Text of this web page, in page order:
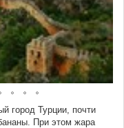
город Турции, почти
При этом жара